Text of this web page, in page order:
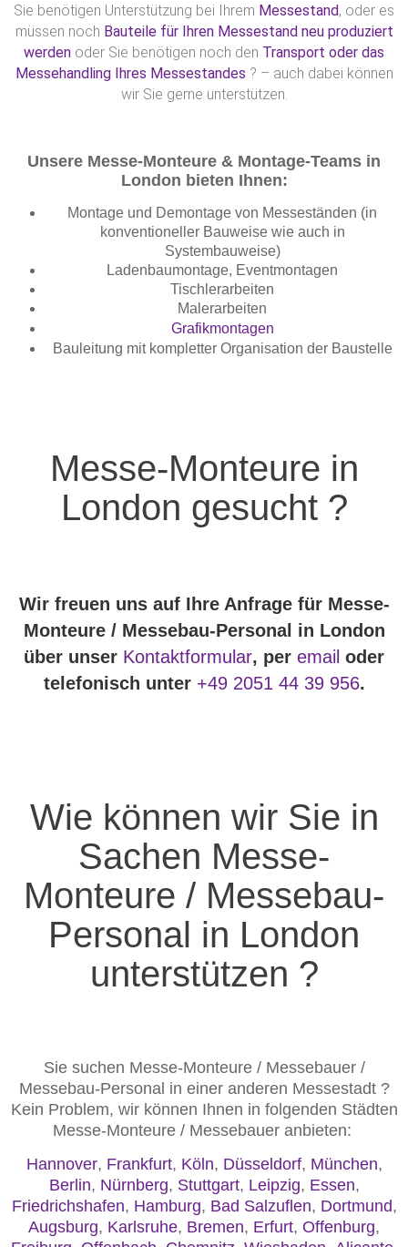
Sie benötigen Unterstützung bei Ihrem Messestand, oder es
müssen noch Bauteile für Ihren Messestand neu produziert
werden oder Sie benötigen noch den Transport oder das
Messehandling Ihres Messestandes ? – auch dabei können
wir Sie gerne unterstützen.
Unsere Messe-Monteure & Montage-Teams in
London bieten Ihnen:
Montage und Demontage von Messeständen (in
konventioneller Bauweise wie auch in
Systembauweise)
Ladenbaumontage, Eventmontagen
Tischlerarbeiten
Malerarbeiten
Grafikmontagen
Bauleitung mit kompletter Organisation der Baustelle
Messe-Monteure in
London gesucht ?
Wir freuen uns auf Ihre Anfrage für Messe-
Monteure / Messebau-Personal in London
über unser Kontaktformular, per email oder
telefonisch unter +49 2051 44 39 956.
Wie können wir Sie in
Sachen Messe-
Monteure / Messebau-
Personal in London
unterstützen ?
Sie suchen Messe-Monteure / Messebauer /
Messebau-Personal in einer anderen Messestadt ?
Kein Problem, wir können Ihnen in folgenden Städten
Messe-Monteure / Messebauer anbieten:
Hannover, Frankfurt, Köln, Düsseldorf, München,
Berlin, Nürnberg, Stuttgart, Leipzig, Essen,
Friedrichshafen, Hamburg, Bad Salzuflen, Dortmund,
Augsburg, Karlsruhe, Bremen, Erfurt, Offenburg,